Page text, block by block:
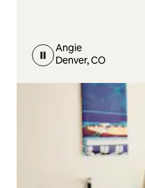
Angie
Denver, CO